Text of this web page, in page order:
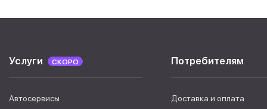
Услуги СКОРО
Автосервисы
Потребителям
Доставка и оплата